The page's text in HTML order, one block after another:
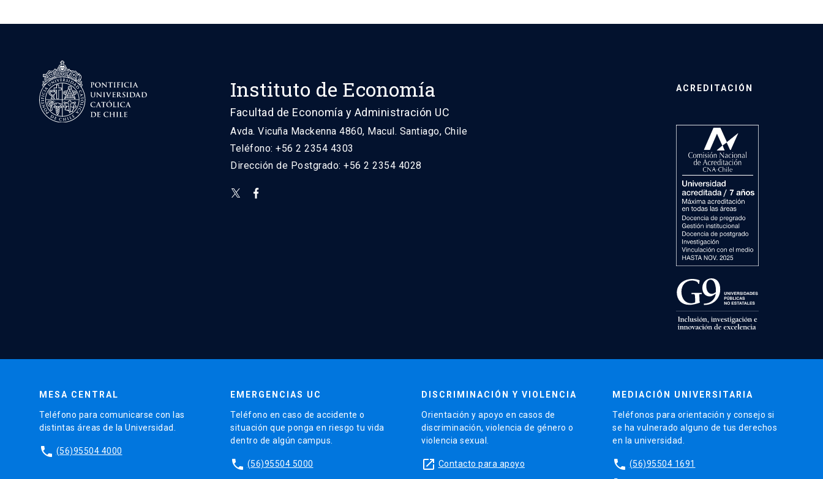
Instituto de Economía
Facultad de Economía y Administración UC
Avda. Vicuña Mackenna 4860, Macul. Santiago, Chile
Teléfono: +56 2 2354 4303
Dirección de Postgrado: +56 2 2354 4028
ACREDITACIÓN
MESA CENTRAL
Teléfono para comunicarse con las
distintas áreas de la Universidad.
phone (56)95504 4000
EMERGENCIAS UC
Teléfono en caso de accidente o
situación que ponga en riesgo tu vida
dentro de algún campus.
phone (56)95504 5000
DISCRIMINACIÓN Y VIOLENCIA
Orientación y apoyo en casos de
discriminación, violencia de género o
violencia sexual.
launch Contacto para apoyo
MEDIACIÓN UNIVERSITARIA
Teléfonos para orientación y consejo si
se ha vulnerado alguno de tus derechos
en la universidad.
phone (56)95504 1691